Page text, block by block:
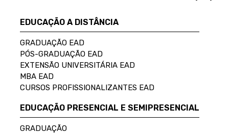
EDUCAÇÃO A DISTÂNCIA
GRADUAÇÃO EAD
PÓS-GRADUAÇÃO EAD
EXTENSÃO UNIVERSITÁRIA EAD
MBA EAD
CURSOS PROFISSIONALIZANTES EAD
EDUCAÇÃO PRESENCIAL E SEMIPRESENCIAL
GRADUAÇÃO